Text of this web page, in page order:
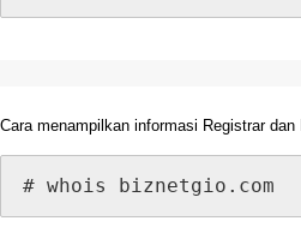
Cara menampilkan informasi Registrar dan
# whois biznetgio . com